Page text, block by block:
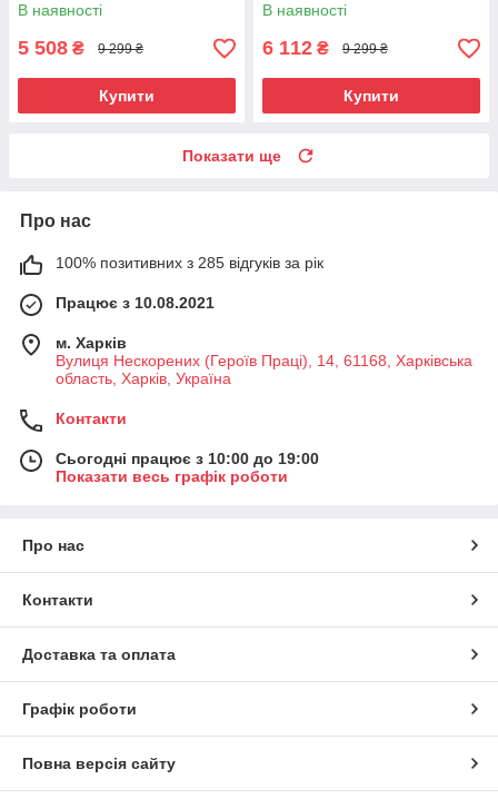
В наявності
5 508 ₴ 9 299 ₴
Купити
В наявності
6 112 ₴ 9 299 ₴
Купити
Показати ще
Про нас
100% позитивних з 285 відгуків за рік
Працює з 10.08.2021
м. Харків
Вулиця Нескорених (Героїв Праці), 14, 61168, Харківська
область, Харків, Україна
Контакти
Сьогодні працює з 10:00 до 19:00
Показати весь графік роботи
Про нас
Контакти
Доставка та оплата
Графік роботи
Повна версія сайту